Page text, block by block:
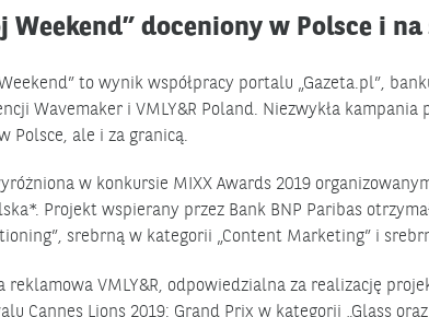
Weekend” doceniony w Polsce i
to wynik współpracy portalu „Gazeta.pl”,
Wavemaker i VMLY&R Poland. Niezwykła kampania
Polsce, ale i za granicą.
w konkursie MIXX Awards 2019
Projekt wspierany przez Bank BNP Paribas
srebrną w kategorii „Content Marketing” i
reklamowa VMLY&R, odpowiedzialna za realizację
Cannes Lions 2019: Grand Prix w kategorii „Glass